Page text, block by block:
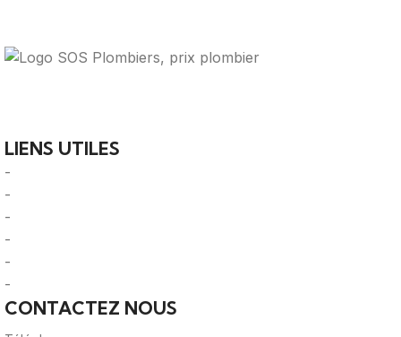
LIENS UTILES
-
-
-
-
-
-
CONTACTEZ NOUS